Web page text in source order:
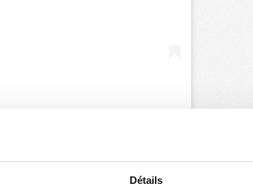
Détails
UNFP (@tropheesunfp)